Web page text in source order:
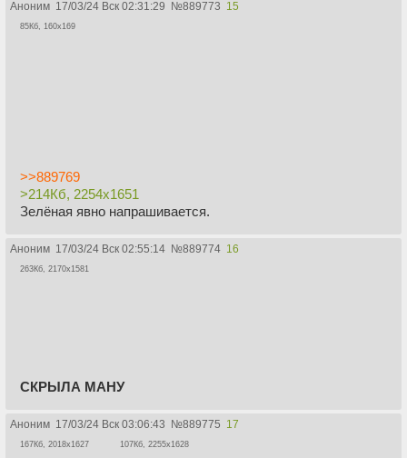
Аноним 17/03/24 Вск 02:31:29 №889773 15
85Кб, 160x169
>>889769
>214Кб, 2254x1651
Зелёная явно напрашивается.
Аноним 17/03/24 Вск 02:55:14 №889774 16
263Кб, 2170x1581
СКРЫЛА МАНУ
Аноним 17/03/24 Вск 03:06:43 №889775 17
167Кб, 2018x1627 107Кб, 2255x1628